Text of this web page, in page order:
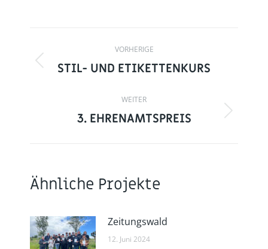
VORHERIGE
Vorheriger
STIL- UND ETIKETTENKURS
WEITER
Nächster
3. EHRENAMTSPREIS
Ähnliche Projekte
Zeitungswald
12. Juni 2024